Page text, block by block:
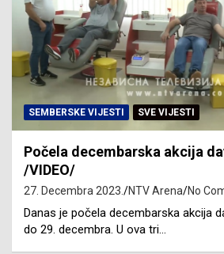
SEMBERSKE VIJESTI SVE VIJESTI
Počela decembarska akcija
/VIDEO/
27. Decembra 2023. NTV Arena No
Danas je počela decembarska akcija
do 29. decembra. U ova tri…